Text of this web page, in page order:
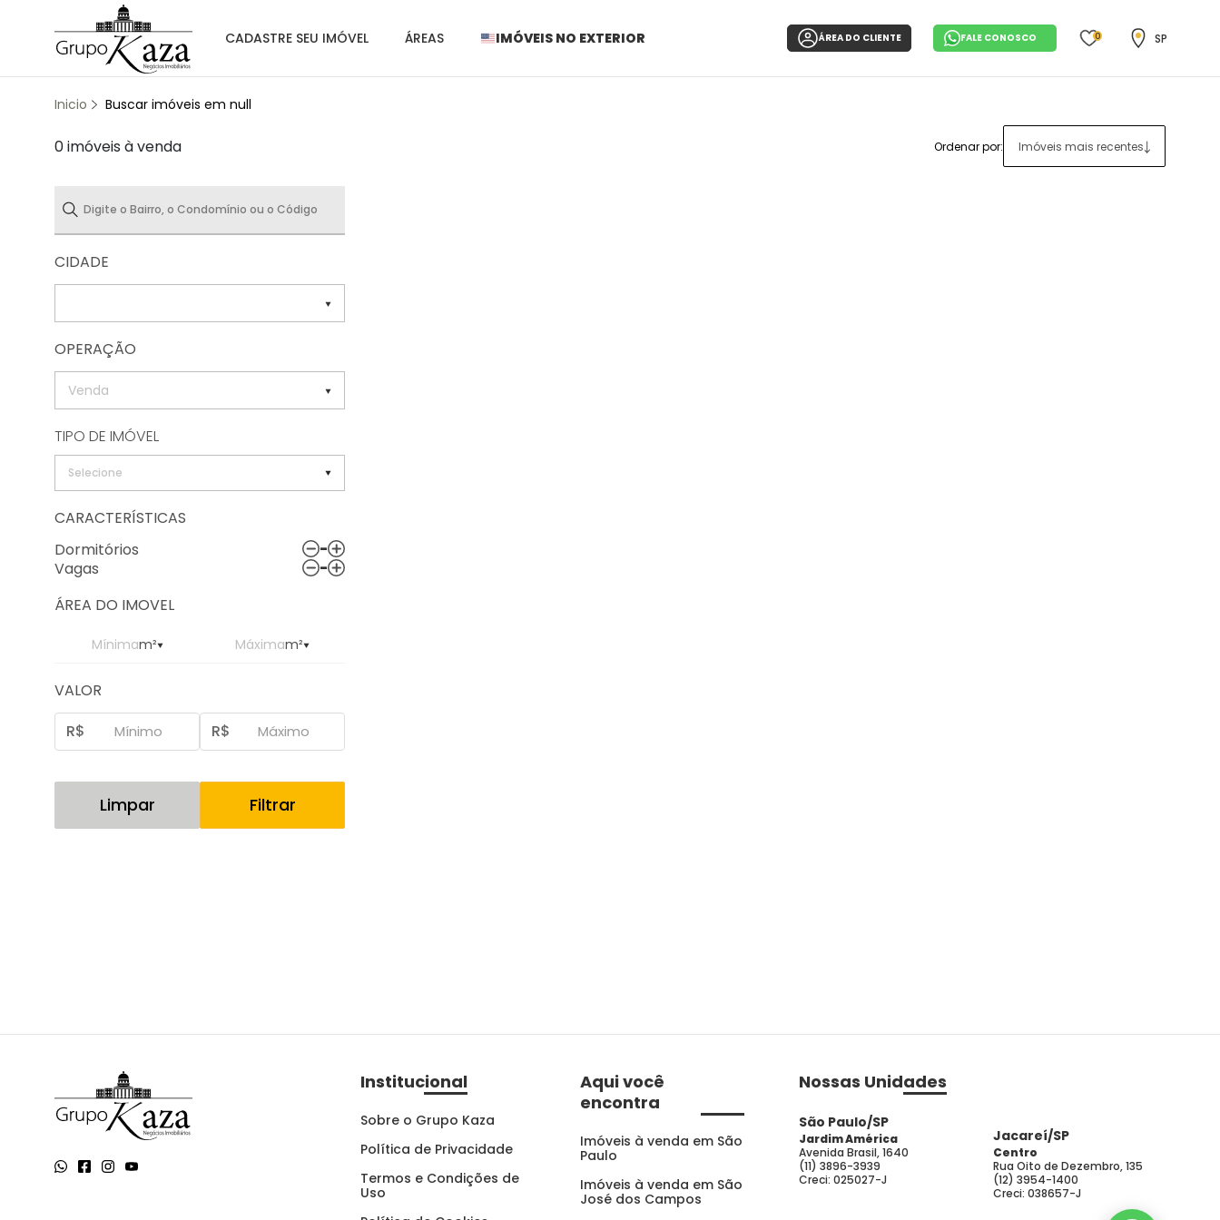
CADASTRE SEU IMÓVEL ÁREAS IMÓVEIS NO EXTERIOR ÁREA DO CLIENTE FALE CONOSCO 0 SP
Inicio Buscar imóveis em null
0 imóveis à venda Ordenar por: Imóveis mais recentes
CIDADE
OPERAÇÃO
Venda
TIPO DE IMÓVEL
Selecione
CARACTERÍSTICAS
Dormitórios
-
Vagas
-
ÁREA DO IMOVEL
Mínimam² Máximam²
VALOR
R$
R$
Limpar Filtrar
Institucional
Sobre o Grupo Kaza
Política de Privacidade
Termos e Condições de
Uso
Aqui você
encontra
Imóveis à venda em São
Paulo
Imóveis à venda em São
José dos Campos
Nossas Unidades
São Paulo/SP
Jardim América
Avenida Brasil, 1640
(11) 3896-3939
Creci: 025027-J
Jacareí/SP
Centro
Rua Oito de Dezembro, 135
(12) 3954-1400
Creci: 038657-J